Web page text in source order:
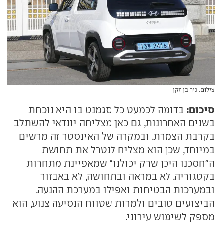
צילום: ניר בן זקן
סיכום: בדומה לכמעט כל סגמנט בו היא נוכחת
בשנים האחרונות, גם כאן מצליחה יונדאי להשתלב
בקרבת הצמרת. ובמקרה של האינסטר זה מרשים
במיוחד, שכן הוא מצליח לנטרל את תחושת
ה"חסכנו היכן שרק יכולנו" שמאפיינת מתחרות
בקטגוריה. לא במראה ובתחושה, לא באבזור
ובמערכות הבטיחות ואפילו במערכת ההנעה.
הביצועים טובים ולמרות שטווח הנסיעה צנוע, הוא
מספק לשימוש עירוני.